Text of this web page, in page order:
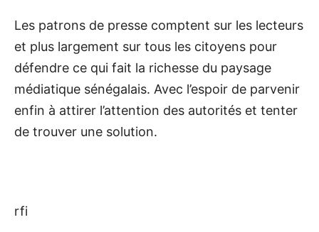
Les patrons de presse comptent sur les lecteurs
et plus largement sur tous les citoyens pour
défendre ce qui fait la richesse du paysage
médiatique sénégalais. Avec l’espoir de parvenir
enfin à attirer l’attention des autorités et tenter
de trouver une solution.
rfi